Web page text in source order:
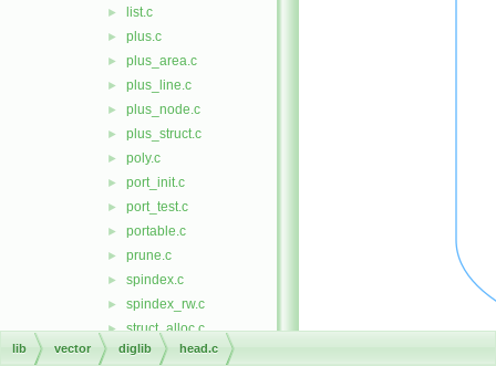
► list.c
► plus.c
► plus_area.c
► plus_line.c
► plus_node.c
► plus_struct.c
► poly.c
► port_init.c
► port_test.c
► portable.c
► prune.c
► spindex.c
► spindex_rw.c
► struct_alloc.c
► type.c
lib vector diglib head.c